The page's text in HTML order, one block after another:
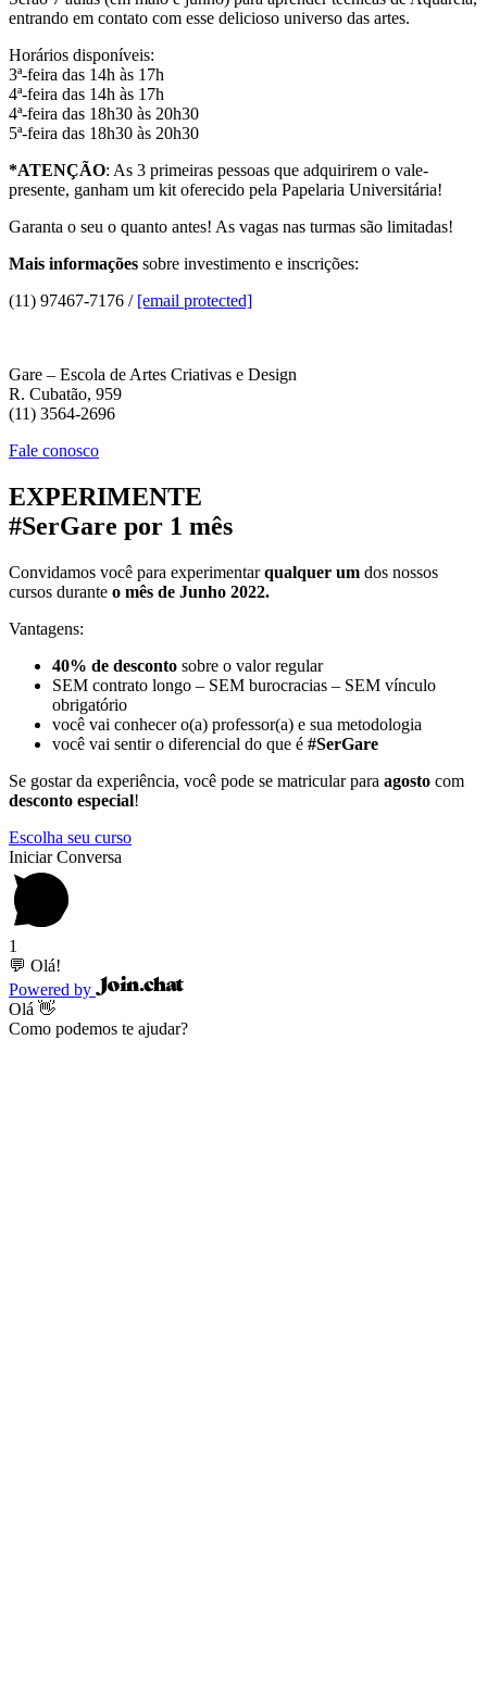
entrando em contato com esse delicioso universo das artes.
Horários disponíveis:
3ª-feira das 14h às 17h
4ª-feira das 14h às 17h
4ª-feira das 18h30 às 20h30
5ª-feira das 18h30 às 20h30
*ATENÇÃO: As 3 primeiras pessoas que adquirirem o vale-
presente, ganham um kit oferecido pela Papelaria Universitária!
Garanta o seu o quanto antes! As vagas nas turmas são limitadas!
Mais informações sobre investimento e inscrições:
(11) 97467-7176 / [email protected]
Gare – Escola de Artes Criativas e Design
R. Cubatão, 959
(11) 3564-2696
Fale conosco
EXPERIMENTE
#SerGare por 1 mês
Convidamos você para experimentarqualquer um dos nossos
cursos durante o mês de Junho 2022.
Vantagens:
40% de desconto sobre o valor regular
SEM contrato longo – SEM burocracias – SEM vínculo
obrigatório
você vai conhecer o(a) professor(a) e sua metodologia
você vai sentir o diferencial do que é #SerGare
Se gostar da experiência, você pode se matricular para agosto com
desconto especial!
Escolha seu curso
Iniciar Conversa
1
💬 Olá!
Powered by
Olá 👋
Como podemos te ajudar?